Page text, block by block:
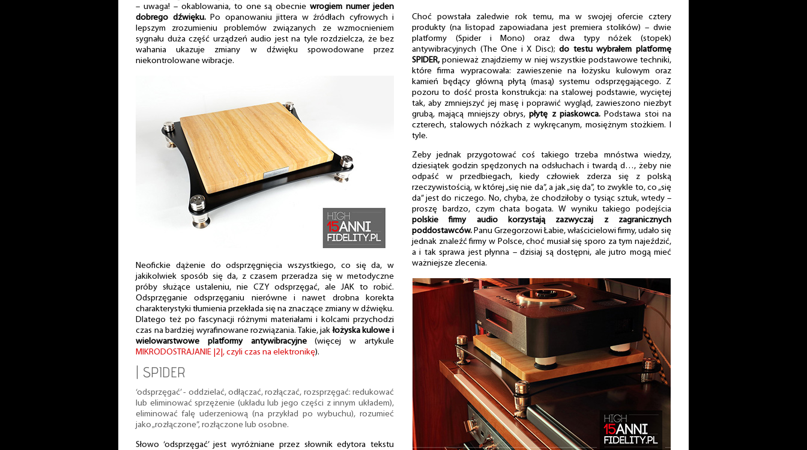
– uwaga! – okablowania, to one są obecniewrogiem numer jeden
dobrego dźwięku.Po opanowaniu jittera w źródłach cyfrowych i
lepszym zrozumieniu problemów związanych ze wzmocnieniem
sygnału duża część urządzeń audio jest na tyle rozdzielcza, że bez
wahania ukazuje zmiany w dźwięku spowodowane przez
niekontrolowane wibracje.
Neofickie dążenie do odsprzęgnięcia wszystkiego, co się da, w
jakikolwiek sposób się da, z czasem przeradza się w metodyczne
próby służące ustaleniu, nie CZY odsprzęgać, ale JAK to robić.
Odsprzęganie odsprzęganiu nierówne i nawet drobna korekta
charakterystyki tłumienia przekłada się na znaczące zmiany w dźwięku.
Dlatego też po fascynacji różnymi materiałami i kolcami przychodzi
czas na bardziej wyrafinowane rozwiązania. Takie, jakłożyska kulowe i
wielowarstwowe platformy antywibracyjne(więcej w artykule
MIKRODOSTRAJANIE |2|, czyli czas na elektronikę).
| SPIDER
‘odsprzęgać’ - oddzielać, odłączać, rozłączać, rozsprzęgać: redukować
lub eliminować sprzężenie (układu lub jego części z innym układem),
eliminować falę uderzeniową (na przykład po wybuchu), rozumieć
jako „rozłączone”, rozłączone lub osobne.
Słowo ‘odsprzęgać’ jest wyróżniane przez słownik edytora tekstu
Choć powstała zaledwie rok temu, ma w swojej ofercie cztery
produkty (na listopad zapowiadana jest premiera stolików) – dwie
platformy (Spider i Mono) oraz dwa typy nóżek (stopek)
antywibracyjnych (The One i X Disc);do testu wybrałem platformę
SPIDER, ponieważ znajdziemy w niej wszystkie podstawowe techniki,
które firma wypracowała: zawieszenie na łożysku kulowym oraz
kamień będący główną płytą (masą) systemu odsprzęgającego. Z
pozoru to dość prosta konstrukcja: na stalowej podstawie, wyciętej
tak, aby zmniejszyć jej masę i poprawić wygląd, zawieszono niezbyt
grubą, mającą mniejszy obrys,płytę z piaskowca. Podstawa stoi na
czterech, stalowych nóżkach z wykręcanym, mosiężnym stożkiem. I
tyle.
Żeby jednak przygotować coś takiego trzeba mnóstwa wiedzy,
dziesiątek godzin spędzonych na odsłuchach i twardą d…, żeby nie
odpaść w przedbiegach, kiedy człowiek zderza się z polską
rzeczywistością, w której „się nie da”, a jak „się da”, to zwykle to, co „się
da” jest do niczego. No, chyba, że chodziłoby o tysiąc sztuk, wtedy –
proszę bardzo, czym chata bogata. W wyniku takiego podejścia
polskie firmy audio korzystają zazwyczaj z zagranicznych
poddostawców. Panu Grzegorzowi Łabie, właścicielowi firmy, udało się
jednak znaleźć firmy w Polsce, choć musiał się sporo za tym najeździć,
a i tak sprawa jest płynna – dzisiaj są dostępni, ale jutro mogą mieć
ważniejsze zlecenia.